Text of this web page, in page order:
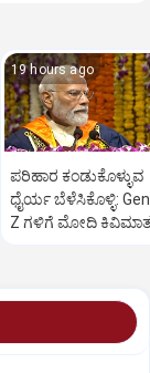
19 hours ago
ಪರಿಹಾರ ಕಂಡುಕೊಳ್ಳುವ
ಧೈರ್ಯ ಬೆಳೆಸಿಕೊಳ್ಳಿ:
Z ಗಳಿಗೆ ಮೋದಿ